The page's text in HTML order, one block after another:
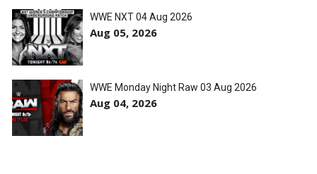
WWE NXT 04 Aug 2026
Aug 05, 2026
WWE Monday Night Raw 03 Aug 2026
Aug 04, 2026